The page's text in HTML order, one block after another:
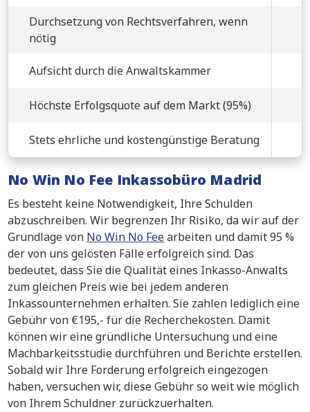
Durchsetzung von Rechtsverfahren, wenn
nötig
Aufsicht durch die Anwaltskammer
Höchste Erfolgsquote auf dem Markt (95%)
Stets ehrliche und kostengünstige Beratung
No Win No Fee Inkassobüro Madrid
Es besteht keine Notwendigkeit, Ihre Schulden
abzuschreiben. Wir begrenzen Ihr Risiko, da wir auf der
Grundlage von No Win No Feearbeiten und damit 95 %
der von uns gelösten Fälle erfolgreich sind. Das
bedeutet, dass Sie die Qualität eines Inkasso-Anwalts
zum gleichen Preis wie bei jedem anderen
Inkassounternehmen erhalten. Sie zahlen lediglich eine
Gebühr von €195,- für die Recherchekosten. Damit
können wir eine gründliche Untersuchung und eine
Machbarkeitsstudie durchführen und Berichte erstellen.
Sobald wir Ihre Forderung erfolgreich eingezogen
haben, versuchen wir, diese Gebühr so weit wie möglich
von Ihrem Schuldner zurückzuerhalten.